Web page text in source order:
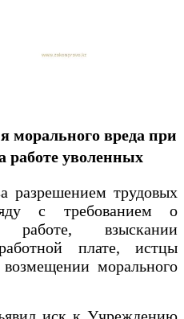
морального вреда при
работе уволенных
разрешением трудовых
с требованием о
работе, взыскании
плате, истцы
морального